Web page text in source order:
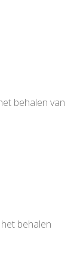
behalen van
behalen